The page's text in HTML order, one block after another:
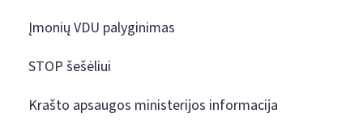
Įmonių VDU palyginimas
STOP šešėliui
Krašto apsaugos ministerijos informacija